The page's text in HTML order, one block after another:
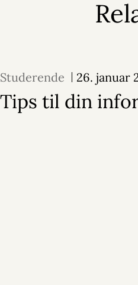
Studerende 26. januar
Tips til din